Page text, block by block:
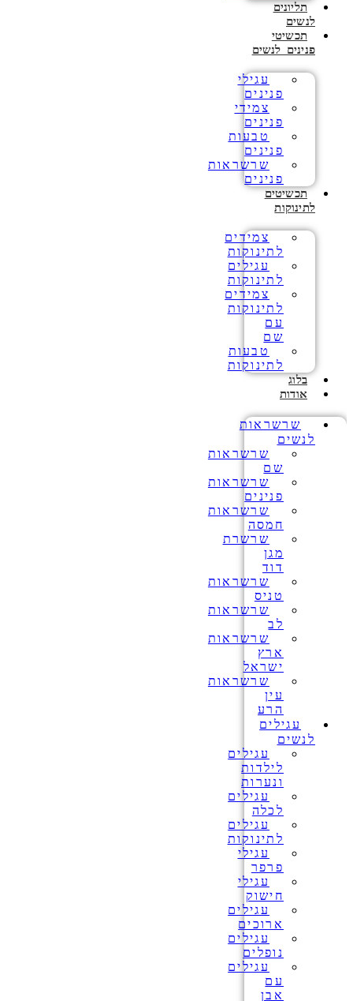
תליונים
לנשים
תכשיטי
פנינים לנשים
עגילי
פנינים
צמידי
פנינים
טבעות
פנינים
שרשראות
פנינים
תכשיטים
לתינוקות
צמידים
לתינוקות
עגילים
לתינוקות
צמידים
לתינוקות
עם
שם
טבעות
לתינוקות
בלוג
אודות
שרשראות
לנשים
שרשראות
שם
שרשראות
פנינים
שרשראות
חמסה
שרשרת
מגן
דוד
שרשראות
טניס
שרשראות
לב
שרשראות
ארץ
ישראל
שרשראות
עין
הרע
עגילים
לנשים
עגילים
לילדות
ונערות
עגילים
לכלה
עגילים
לתינוקות
עגילי
פרפר
עגילי
חישוק
עגילים
ארוכים
עגילים
נופלים
עגילים
עם
אבן